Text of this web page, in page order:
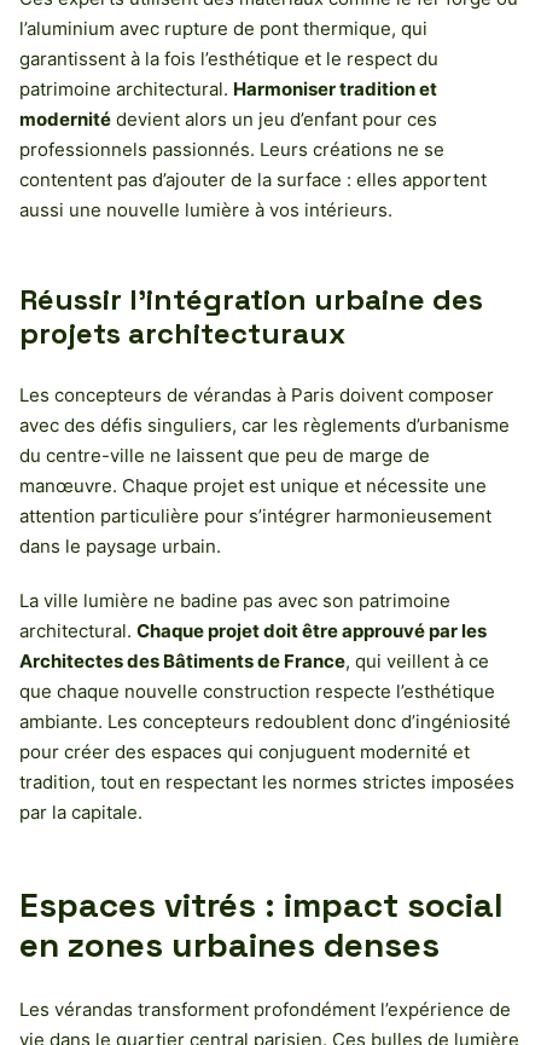
l’aluminium avec rupture de pont thermique, qui
garantissent à la fois l’esthétique et le respect du
patrimoine architectural. Harmoniser tradition et
modernité devient alors un jeu d’enfant pour ces
professionnels passionnés. Leurs créations ne se
contentent pas d’ajouter de la surface : elles apportent
aussi une nouvelle lumière à vos intérieurs.
Réussir l’intégration urbaine des
projets architecturaux
Les concepteurs de vérandas à Paris doivent composer
avec des défis singuliers, car les règlements d’urbanisme
du centre-ville ne laissent que peu de marge de
manœuvre. Chaque projet est unique et nécessite une
attention particulière pour s’intégrer harmonieusement
dans le paysage urbain.
La ville lumière ne badine pas avec son patrimoine
architectural. Chaque projet doit être approuvé par les
Architectes des Bâtiments de France, qui veillent à ce
que chaque nouvelle construction respecte l’esthétique
ambiante. Les concepteurs redoublent donc d’ingéniosité
pour créer des espaces qui conjuguent modernité et
tradition, tout en respectant les normes strictes imposées
par la capitale.
Espaces vitrés : impact social
en zones urbaines denses
Les vérandas transforment profondément l’expérience de
vie dans le quartier central parisien. Ces bulles de lumière